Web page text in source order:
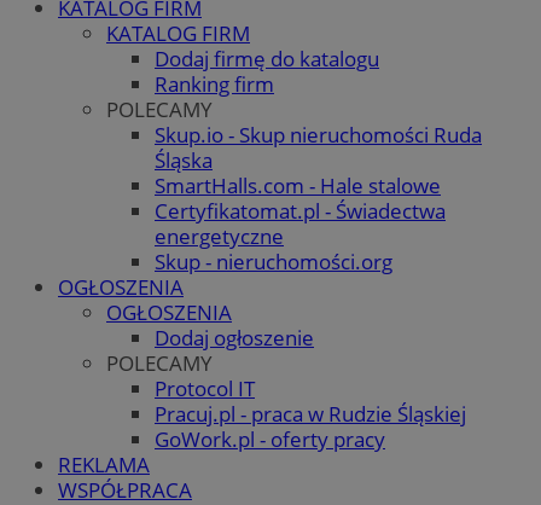
KATALOG FIRM
KATALOG FIRM
Dodaj firmę do katalogu
Ranking firm
POLECAMY
Skup.io - Skup nieruchomości Ruda
Śląska
SmartHalls.com - Hale stalowe
Certyfikatomat.pl - Świadectwa
energetyczne
Skup - nieruchomości.org
OGŁOSZENIA
OGŁOSZENIA
Dodaj ogłoszenie
POLECAMY
Protocol IT
Pracuj.pl - praca w Rudzie Śląskiej
GoWork.pl - oferty pracy
REKLAMA
WSPÓŁPRACA